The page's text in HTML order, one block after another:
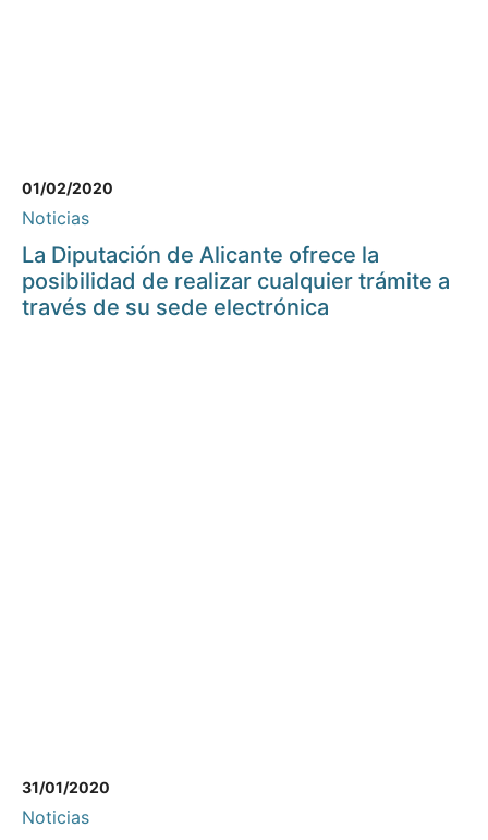
01/02/2020
Noticias
La Diputación de Alicante ofrece la
posibilidad de realizar cualquier trámite a
través de su sede electrónica
31/01/2020
Noticias